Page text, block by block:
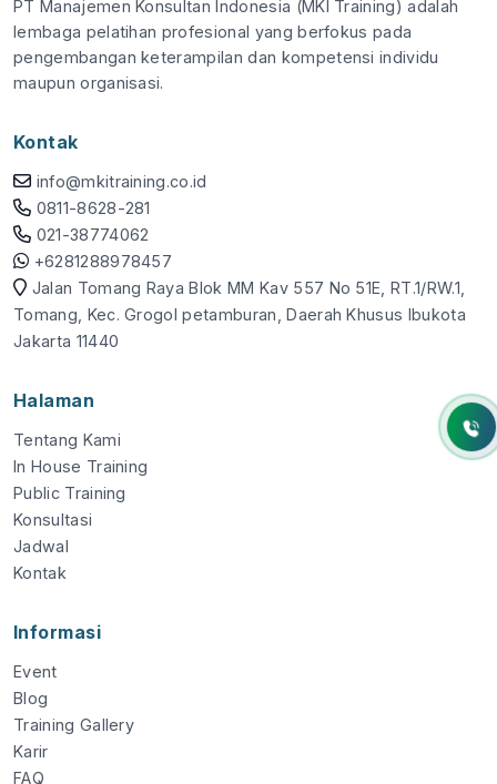
PT Manajemen Konsultan Indonesia (MKI Training) adalah
lembaga pelatihan profesional yang berfokus pada
pengembangan keterampilan dan kompetensi individu
maupun organisasi.
Kontak
info@mkitraining.co.id
0811-8628-281
021-38774062
+6281288978457
Jalan Tomang Raya Blok MM Kav 557 No 51E, RT.1/RW.1,
Tomang, Kec. Grogol petamburan, Daerah Khusus Ibukota
Jakarta 11440
Halaman
Tentang Kami
In House Training
Public Training
Konsultasi
Jadwal
Kontak
Informasi
Event
Blog
Training Gallery
Karir
FAQ